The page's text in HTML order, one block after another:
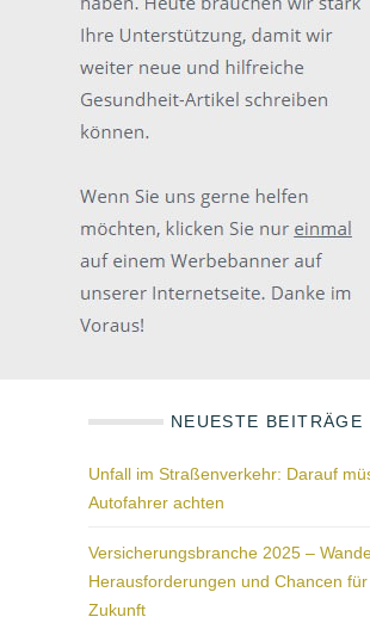
NEUESTE BEITRÄGE
Unfall im Straßenverkehr: Darauf
Autofahrer achten
Versicherungsbranche 2025 –
Herausforderungen und Chancen
Zukunft